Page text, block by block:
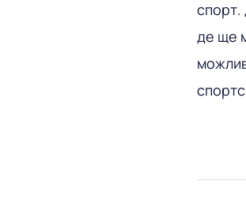
спорт.
де ще